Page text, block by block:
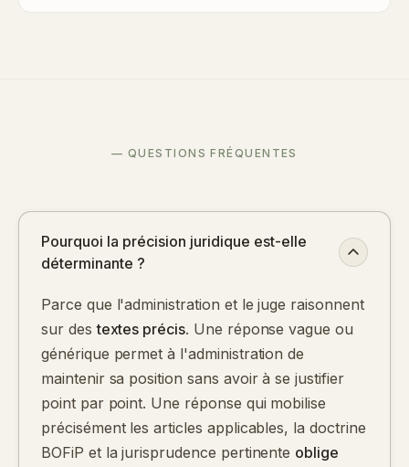
— QUESTIONS FRÉQUENTES
Pourquoi la précision juridique est-elle
déterminante ?
Parce que l'administration et le juge raisonnent
sur destextes précis. Une réponse vague ou
générique permet à l'administration de
maintenir sa position sans avoir à se justifier
point par point. Une réponse qui mobilise
précisément les articles applicables, la doctrine
BOFiP et la jurisprudence pertinente oblige